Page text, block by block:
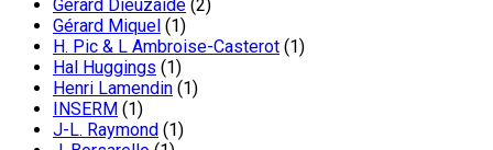
Gérard Dieuzaide (2)
Gérard Miquel (1)
H. Pic & L Ambroise-Casterot (1)
Hal Huggings (1)
Henri Lamendin (1)
INSERM (1)
J-L. Raymond (1)